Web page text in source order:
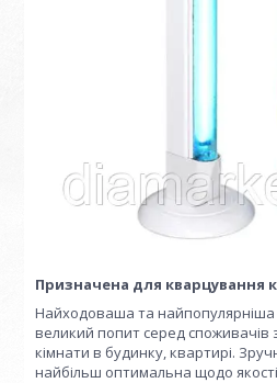
Призначена для кварцування
Найходоваша та найпопулярніша
великий попит серед споживачів
кімнати в будинку, квартирі.
найбільш оптимальна щодо